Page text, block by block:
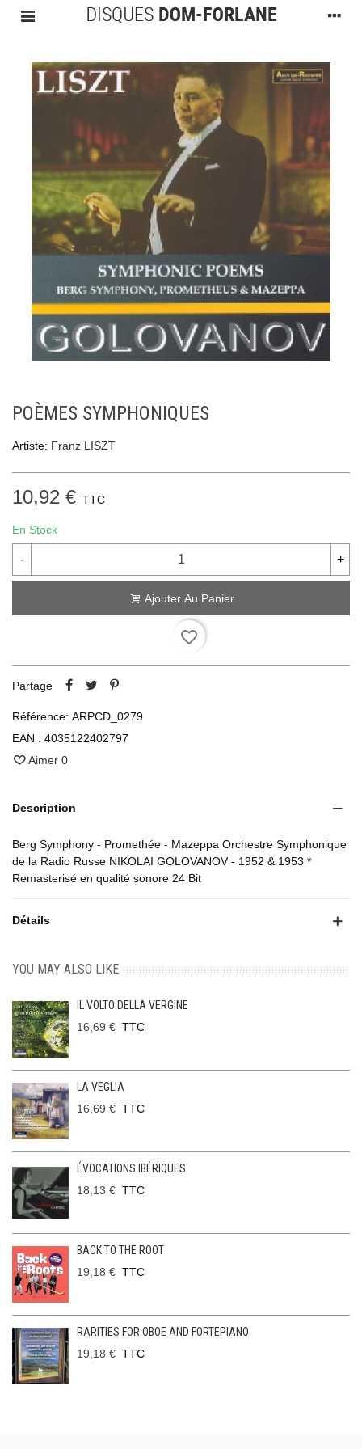
POÈMES SYMPHONIQUES
Artiste: Franz LISZT
10,92 € TTC
En Stock
- +
Ajouter Au Panier
favorite_border
Partage
Référence: ARPCD_0279
EAN : 4035122402797
Aimer 0
Description
Berg Symphony - Promethée - Mazeppa Orchestre Symphonique
de la Radio Russe NIKOLAI GOLOVANOV - 1952 & 1953 *
Remasterisé en qualité sonore 24 Bit
Détails
YOU MAY ALSO LIKE
IL VOLTO DELLA VERGINE
16,69 € TTC
LA VEGLIA
16,69 € TTC
ÉVOCATIONS IBÉRIQUES
18,13 € TTC
BACK TO THE ROOT
19,18 € TTC
RARITIES FOR OBOE AND FORTEPIANO
19,18 € TTC